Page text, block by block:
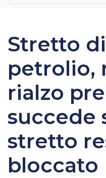
Stretto
petrolio,
rialzo
succede
stretto
bloccato